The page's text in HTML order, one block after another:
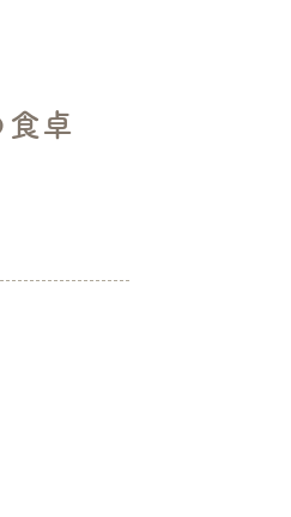
食卓